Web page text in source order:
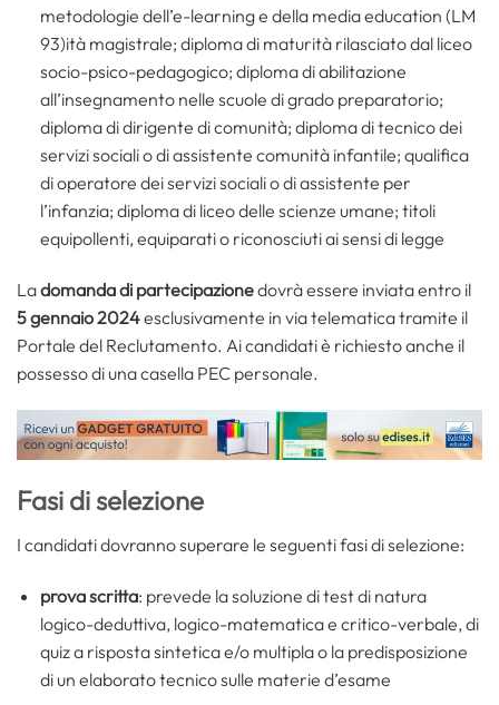
metodologie dell’e-learning e della media education (LM
93)ità magistrale; diploma di maturità rilasciato dal liceo
socio-psico-pedagogico; diploma di abilitazione
all’insegnamento nelle scuole di grado preparatorio;
diploma di dirigente di comunità; diploma di tecnico dei
servizi sociali o di assistente comunità infantile; qualifica
di operatore dei servizi sociali o di assistente per
l’infanzia; diploma di liceo delle scienze umane; titoli
equipollenti, equiparati o riconosciuti ai sensi di legge
Ladomanda di partecipazionedovrà essere inviata entro il
5 gennaio 2024esclusivamente in via telematica tramite il
Portale del Reclutamento. Ai candidati è richiesto anche il
possesso di una casella PEC personale.
Fasi di selezione
I candidati dovranno superare le seguenti fasi di selezione:
prova scritta: prevede la soluzione di test di natura
logico-deduttiva, logico-matematica e critico-verbale, di
quiz a risposta sintetica e/o multipla o la predisposizione
di un elaborato tecnico sulle materie d’esame